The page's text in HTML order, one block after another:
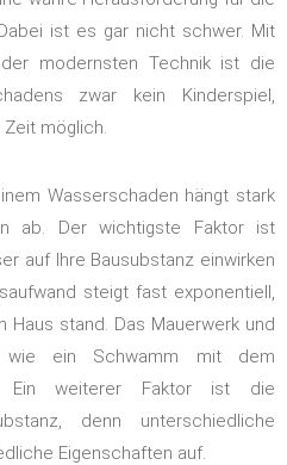
ist es gar nicht schwer. Mit
modernsten Technik ist die
zwar kein Kinderspiel,
möglich.
Wasserschaden hängt stark
ab. Der wichtigste Faktor ist
auf Ihre Bausubstanz einwirken
steigt fast exponentiell,
Haus stand. Das Mauerwerk und
ein Schwamm mit dem
Ein weiterer Faktor ist die
denn unterschiedliche
Eigenschaften auf.